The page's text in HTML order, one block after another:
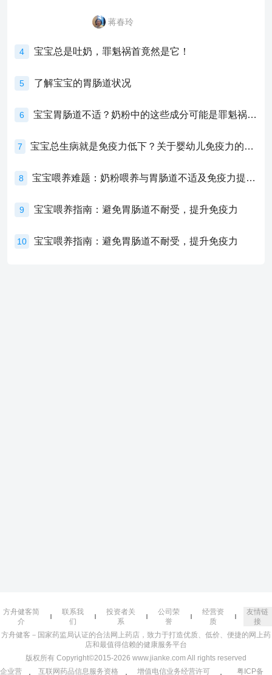
蒋春玲
4 宝宝总是吐奶，罪魁祸首竟然是它！
5 了解宝宝的胃肠道状况
6 宝宝胃肠道不适？奶粉中的这些成分可能是罪魁祸首！
7 宝宝总生病就是免疫力低下？关于婴幼儿免疫力的真相，家长必须了解！
8 宝宝喂养难题：奶粉喂养与胃肠道不适及免疫力提升的奥秘
9 宝宝喂养指南：避免胃肠道不耐受，提升免疫力
10 宝宝喂养指南：避免胃肠道不耐受，提升免疫力
方舟健客简
介
联系我
们
投资者关
系
公司荣
誉
经营资
质
友情链
接
方舟健客－国家药监局认证的合法网上药店，致力于打造优质、低价、便捷的网上药
店和最值得信赖的健康服务平台
版权所有 Copyright©2015-2026 www.jianke.com All rights reserved
企业营
互联网药品信息服务资格 增值电信业务经营许可 粤ICP备